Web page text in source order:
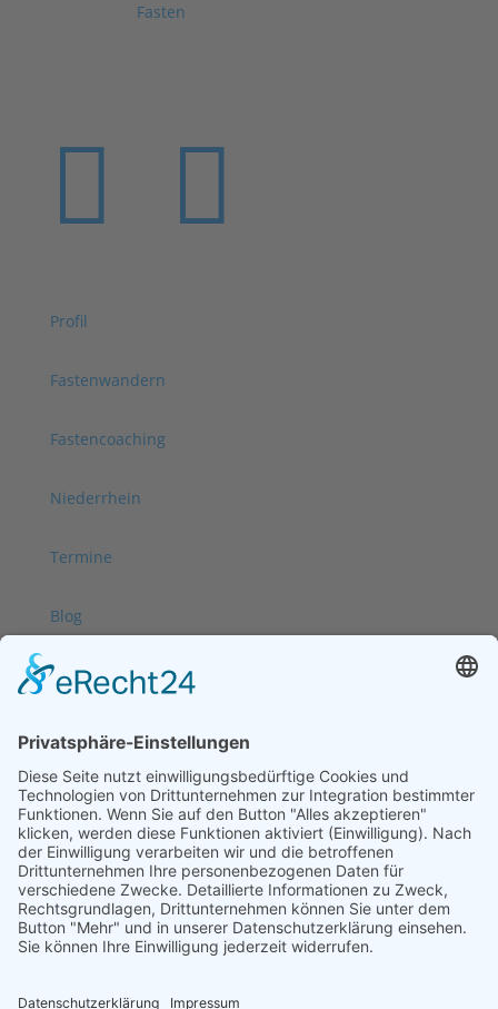
Fasten
 
Profil
Fastenwandern
Fastencoaching
Niederrhein
Termine
Blog
Kontakt
Feedback
Allgemeine Geschäfts­bedingungen
Impressum
Datenschutzerklärung